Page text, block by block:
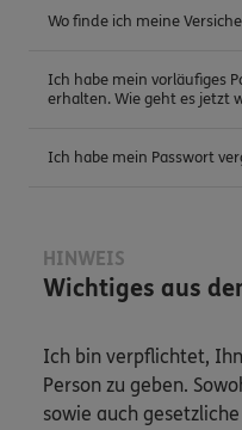
Wo finde ich meine
Ich habe mein vorläufiges
erhalten. Wie geht es jetzt
Ich habe mein Passwort
HINWEIS
Wichtiges aus
Ich bin verpflichtet,
Person zu geben.
sowie auch